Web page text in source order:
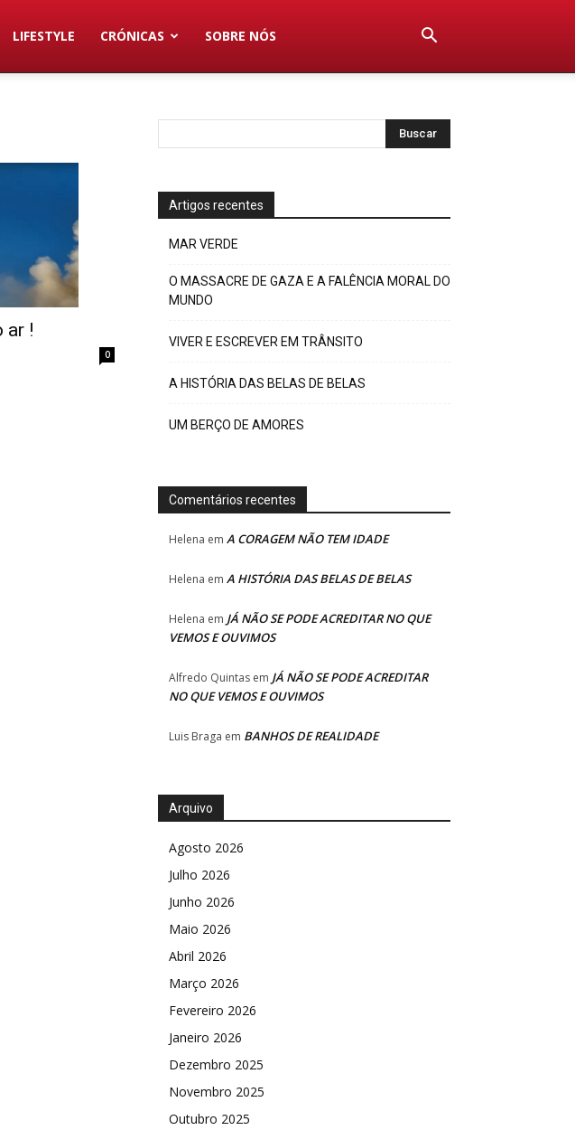
LIFESTYLE CRÓNICAS SOBRE NÓS
ar !
0
Artigos recentes
MAR VERDE
O MASSACRE DE GAZA E A FALÊNCIA MORAL DO
MUNDO
VIVER E ESCREVER EM TRÂNSITO
A HISTÓRIA DAS BELAS DE BELAS
UM BERÇO DE AMORES
Comentários recentes
Helena em A CORAGEM NÃO TEM IDADE
Helena em A HISTÓRIA DAS BELAS DE BELAS
Helena em JÁ NÃO SE PODE ACREDITAR NO QUE
VEMOS E OUVIMOS
Alfredo Quintas em JÁ NÃO SE PODE ACREDITAR
NO QUE VEMOS E OUVIMOS
Luis Braga em BANHOS DE REALIDADE
Arquivo
Agosto 2026
Julho 2026
Junho 2026
Maio 2026
Abril 2026
Março 2026
Fevereiro 2026
Janeiro 2026
Dezembro 2025
Novembro 2025
Outubro 2025